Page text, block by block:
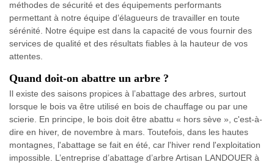
méthodes de sécurité et des équipements performants
permettant à notre équipe d’élagueurs de travailler en toute
sérénité. Notre équipe est dans la capacité de vous fournir des
services de qualité et des résultats fiables à la hauteur de vos
attentes.
Quand doit-on abattre un arbre ?
Il existe des saisons propices à l’abattage des arbres, surtout
lorsque le bois va être utilisé en bois de chauffage ou par une
scierie. En principe, le bois doit être abattu « hors sève », c'est-à-
dire en hiver, de novembre à mars. Toutefois, dans les hautes
montagnes, l'abattage se fait en été, car l'hiver rend l'exploitation
impossible. L’entreprise d’abattage d’arbre Artisan LANDOUER à